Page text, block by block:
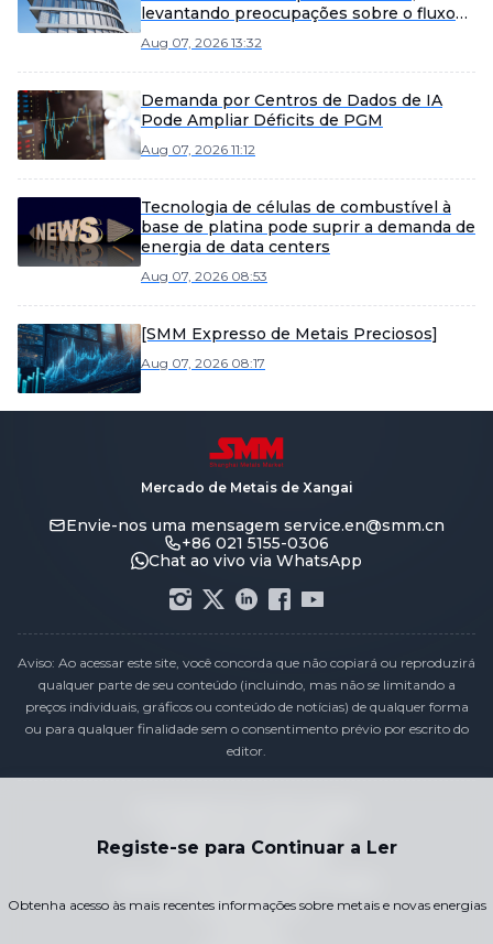
levantando preocupações sobre o fluxo
Aug 07, 2026 13:32
Demanda por Centros de Dados de IA
Pode Ampliar Déficits de PGM
Aug 07, 2026 11:12
Tecnologia de células de combustível à
base de platina pode suprir a demanda de
energia de data centers
Aug 07, 2026 08:53
[SMM Expresso de Metais Preciosos]
Aug 07, 2026 08:17
Registe-se para Continuar a Ler
Obtenha acesso às mais recentes informações sobre metais e novas energias
Mercado de Metais de Xangai
Envie-nos uma mensagem service.en@smm.cn
+86 021 5155-0306
Chat ao vivo via WhatsApp
Aviso: Ao acessar este site, você concorda que não copiará ou reproduzirá
qualquer parte de seu conteúdo (incluindo, mas não se limitando a
preços individuais, gráficos ou conteúdo de notícias) de qualquer forma
ou para qualquer finalidade sem o consentimento prévio por escrito do
editor.
Política de Privacidade
Termos e Condições
Contacte-nos